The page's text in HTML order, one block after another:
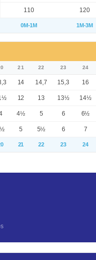
110 120
0M-1M 1M-3M
21 22 23 24
14 14,7 15,3 16
12 13 13½ 14½
4½ 5 6 6½
5 5½ 6 7
21 22 23 24